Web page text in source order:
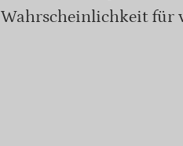
Wahrscheinlichkeit für